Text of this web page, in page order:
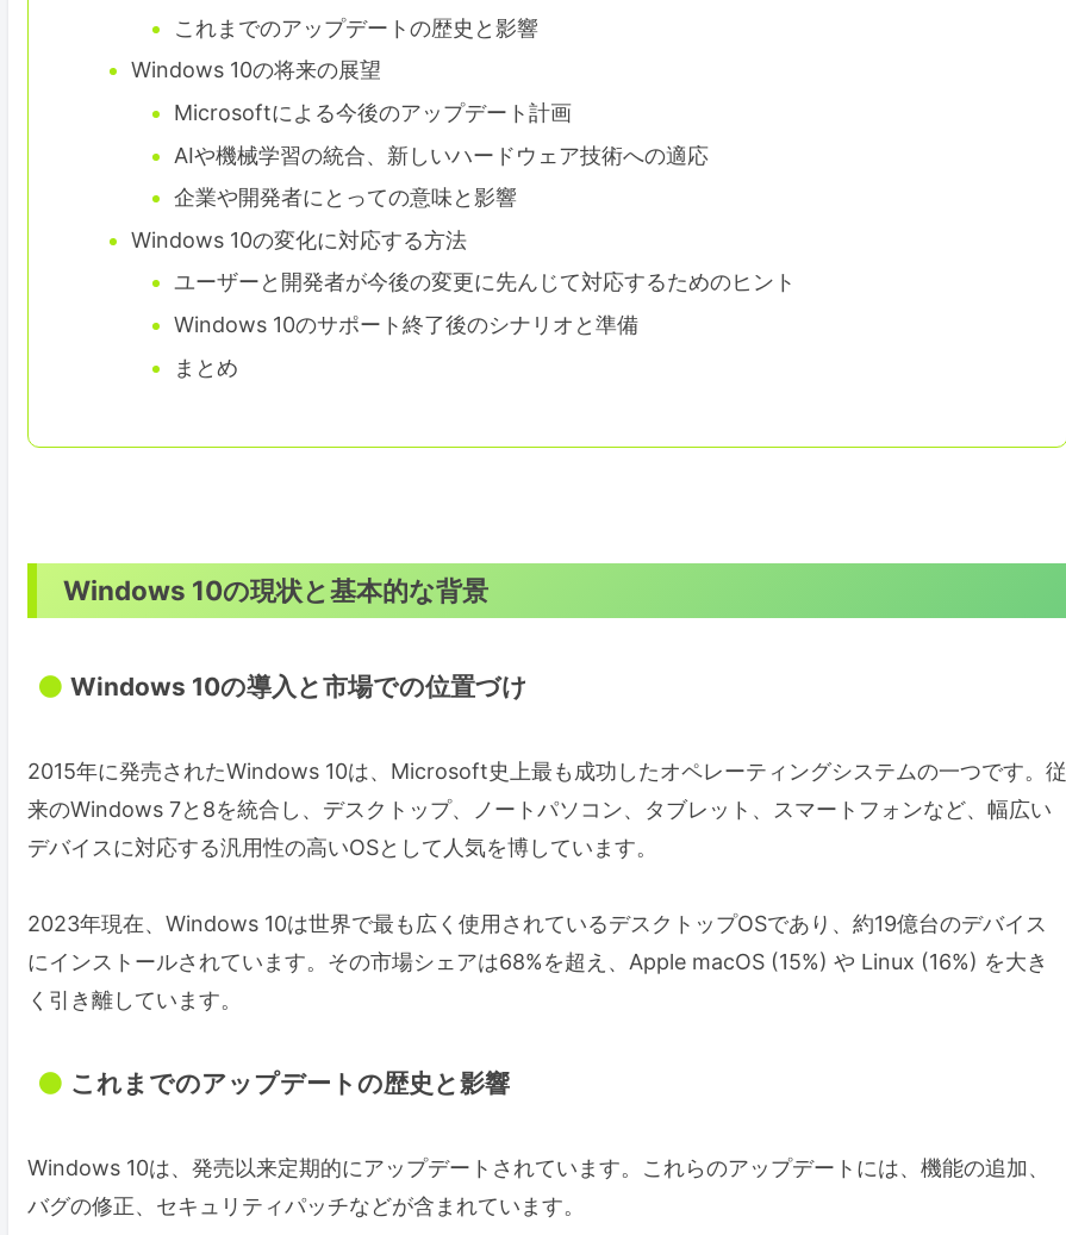
これまでのアップデートの歴史と影響
Windows 10の将来の展望
Microsoftによる今後のアップデート計画
AIや機械学習の統合、新しいハードウェア技術への適応
企業や開発者にとっての意味と影響
Windows 10の変化に対応する方法
ユーザーと開発者が今後の変更に先んじて対応するためのヒント
Windows 10のサポート終了後のシナリオと準備
まとめ
Windows 10の現状と基本的な背景
Windows 10の導入と市場での位置づけ
2015年に発売されたWindows 10は、Microsoft史上最も成功したオペレーティングシステムの一つです。従
来のWindows 7と8を統合し、デスクトップ、ノートパソコン、タブレット、スマートフォンなど、幅広い
デバイスに対応する汎用性の高いOSとして人気を博しています。
2023年現在、Windows 10は世界で最も広く使用されているデスクトップOSであり、約19億台のデバイス
にインストールされています。その市場シェアは68%を超え、Apple macOS (15%) や Linux (16%) を大き
く引き離しています。
これまでのアップデートの歴史と影響
Windows 10は、発売以来定期的にアップデートされています。これらのアップデートには、機能の追加、
バグの修正、セキュリティパッチなどが含まれています。